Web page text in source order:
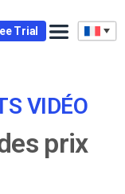
Trial
VIDÉO
prix